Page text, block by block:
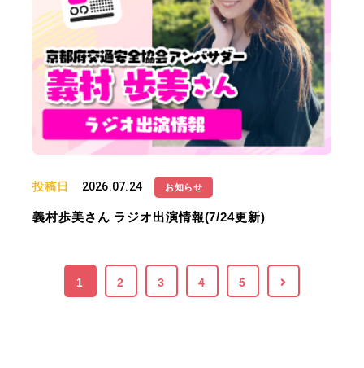
投稿日 2026.07.24 お知らせ
義村歩美さん ラジオ出演情報(7/24更新)
1 2 3 4 5